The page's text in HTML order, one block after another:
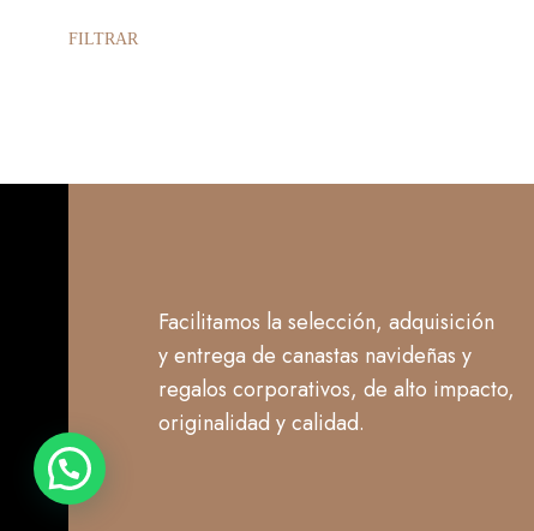
FILTRAR
Facilitamos la selección, adquisición
y entrega de canastas navideñas y
regalos corporativos, de alto impacto,
originalidad y calidad.